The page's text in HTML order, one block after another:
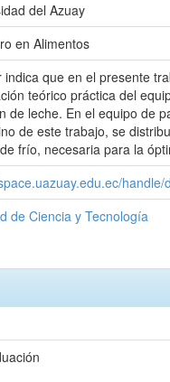
del Azuay
en Alimentos
indica que en el presente
teórico práctica del
de leche. En el equipo de
de este trabajo, se
frío, necesaria para la
handle/
de Ciencia y Tecnología